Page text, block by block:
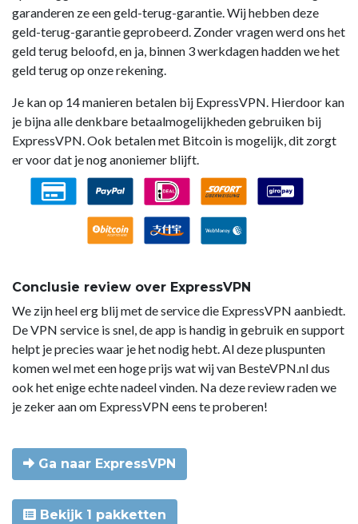
garanderen ze een geld-terug-garantie. Wij hebben deze
geld-terug-garantie geprobeerd. Zonder vragen werd ons het
geld terug beloofd, en ja, binnen 3 werkdagen hadden we het
geld terug op onze rekening.
Je kan op 14 manieren betalen bij ExpressVPN. Hierdoor kan
je bijna alle denkbare betaalmogelijkheden gebruiken bij
ExpressVPN. Ook betalen met Bitcoin is mogelijk, dit zorgt
er voor dat je nog anoniemer blijft.
Conclusie review over ExpressVPN
We zijn heel erg blij met de service die ExpressVPN aanbiedt.
De VPN service is snel, de app is handig in gebruik en support
helpt je precies waar je het nodig hebt. Al deze pluspunten
komen wel met een hoge prijs wat wij van BesteVPN.nl dus
ook het enige echte nadeel vinden. Na deze review raden we
je zeker aan om ExpressVPN eens te proberen!
Ga naar ExpressVPN
Bekijk 1 pakketten